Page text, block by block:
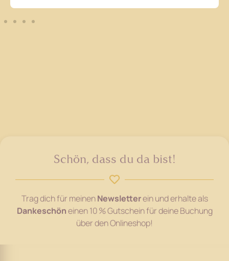
Schön, dass du da bist!
Trag dich für meinenNewsletterein und erhalte als
Dankeschöneinen 10 % Gutschein für deine Buchung
über den Onlineshop!